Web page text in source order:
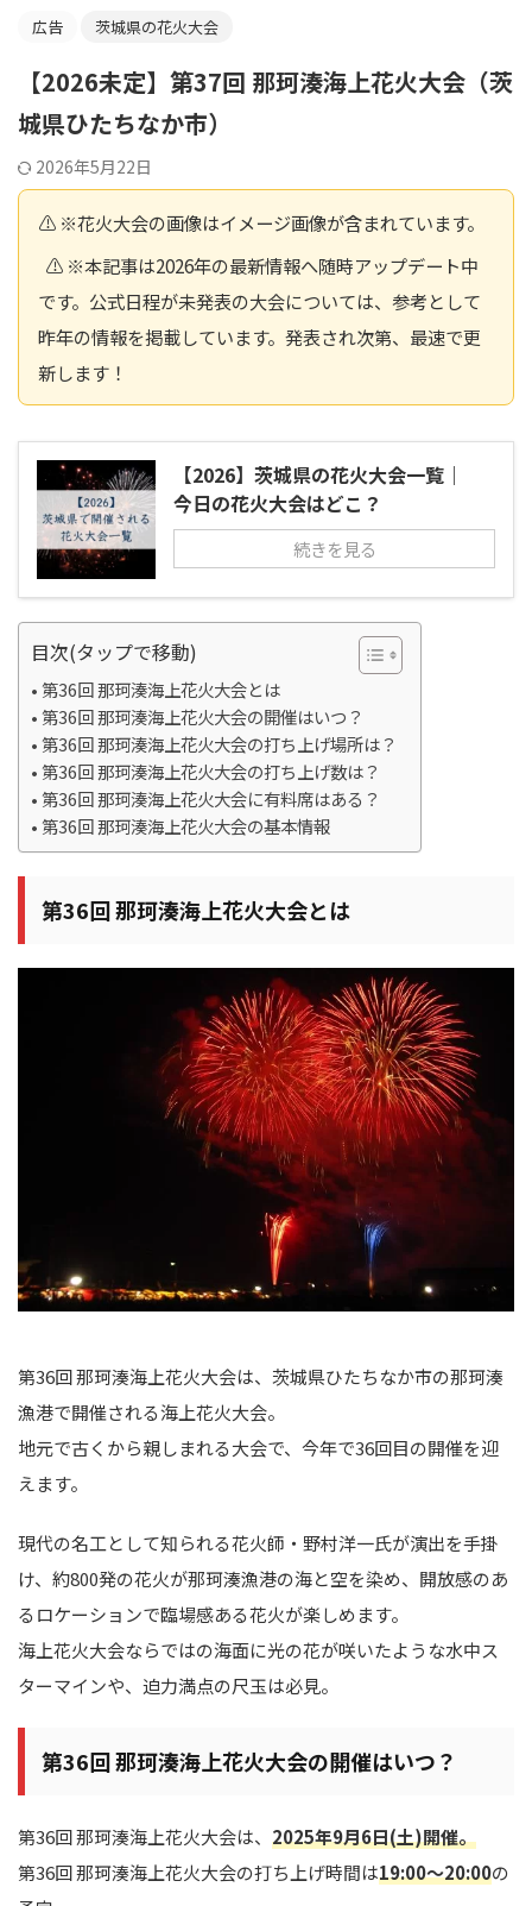
広告
茨城県の花火大会
【2026未定】第37回 那珂湊海上花火大会（茨
城県ひたちなか市）
2026年5月22日
⚠️ ※花火大会の画像はイメージ画像が含まれています。
⚠️ ※本記事は2026年の最新情報へ随時アップデート中
です。公式日程が未発表の大会については、参考として
昨年の情報を掲載しています。発表され次第、最速で更
新します！
【2026】茨城県の花火大会一覧｜
今日の花火大会はどこ？
続きを見る
目次(タップで移動)
第36回 那珂湊海上花火大会とは
第36回 那珂湊海上花火大会の開催はいつ？
第36回 那珂湊海上花火大会の打ち上げ場所は？
第36回 那珂湊海上花火大会の打ち上げ数は？
第36回 那珂湊海上花火大会に有料席はある？
第36回 那珂湊海上花火大会の基本情報
第36回 那珂湊海上花火大会とは
第36回 那珂湊海上花火大会は、茨城県ひたちなか市の那珂湊
漁港で開催される海上花火大会。
地元で古くから親しまれる大会で、今年で36回目の開催を迎
えます。
現代の名工として知られる花火師・野村洋一氏が演出を手掛
け、約800発の花火が那珂湊漁港の海と空を染め、開放感のあ
るロケーションで臨場感ある花火が楽しめます。
海上花火大会ならではの海面に光の花が咲いたような水中ス
ターマインや、迫力満点の尺玉は必見。
第36回 那珂湊海上花火大会の開催はいつ？
第36回 那珂湊海上花火大会は、 2025年9月6日(土)開催。
第36回 那珂湊海上花火大会の打ち上げ時間は19:00～20:00の